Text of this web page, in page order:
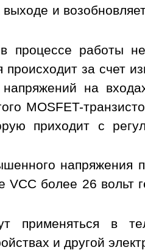
и
процессе работы
за счет
на
MOSFET-
приходит с
напряжения
VCC более 26
применяться в
и другой